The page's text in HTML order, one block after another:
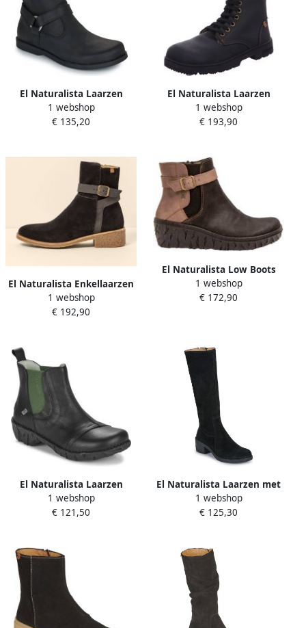
El Naturalista Laarzen
ARENISCA
1 webshop
€ 135,20
El Naturalista Laarzen
1 webshop
€ 193,90
El Naturalista Enkellaarzen
259481101005
1 webshop
€ 192,90
El Naturalista Low Boots
251331UU0005
1 webshop
€ 172,90
El Naturalista Laarzen
YGGDRASIL
1 webshop
€ 121,50
El Naturalista Laarzen met
hakken TICINO
1 webshop
€ 125,30